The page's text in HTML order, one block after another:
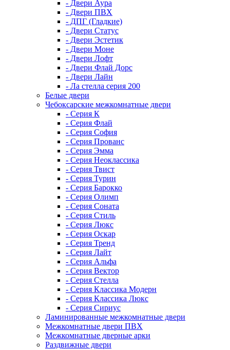
- Двери Аура
- Двери ПВХ
- ДПГ (Гладкие)
- Двери Статус
- Двери Эстетик
- Двери Моне
- Двери Лофт
- Двери Флай Дорс
- Двери Лайн
- Ла стелла серия 200
Белые двери
Чебоксарские межкомнатные двери
- Серия К
- Серия Флай
- Серия София
- Серия Прованс
- Серия Эмма
- Серия Неоклассика
- Серия Твист
- Серия Турин
- Серия Барокко
- Серия Олимп
- Серия Соната
- Серия Стиль
- Серия Люкс
- Серия Оскар
- Серия Тренд
- Серия Лайт
- Серия Альфа
- Серия Вектор
- Серия Стелла
- Серия Классика Модерн
- Серия Классика Люкс
- Серия Сириус
Ламинированные межкомнатные двери
Межкомнатные двери ПВХ
Межкомнатные дверные арки
Раздвижные двери